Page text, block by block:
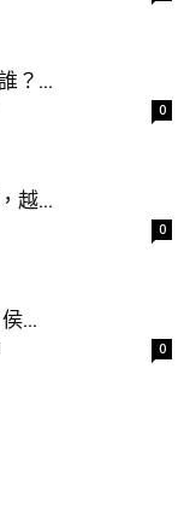
？...
0
越...
0
...
0